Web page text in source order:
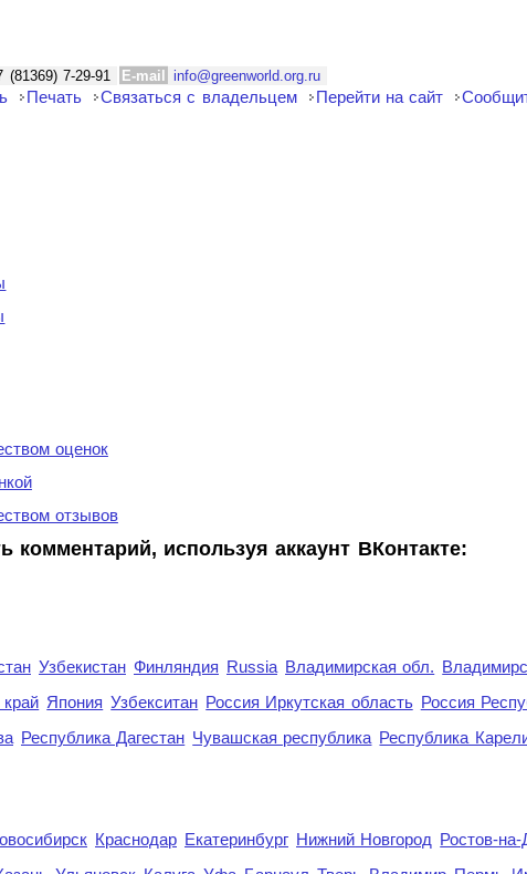
(81369) 7-29-91 E-mail info@greenworld.org.ru
Печать Связаться с владельцем Перейти на сайт
оценок
отзывов
комментарий, используя аккаунт ВКонтакте:
Узбекистан Финляндия Russia Владимирская обл.
Япония Узбекситан Россия Иркутская область Россия
Республика Дагестан Чувашская республика Республика
Краснодар Екатеринбург Нижний Новгород Ростов-на-